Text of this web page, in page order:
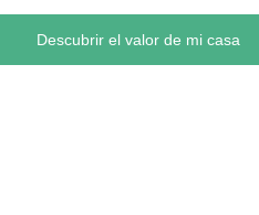
Descubrir el valor de mi casa